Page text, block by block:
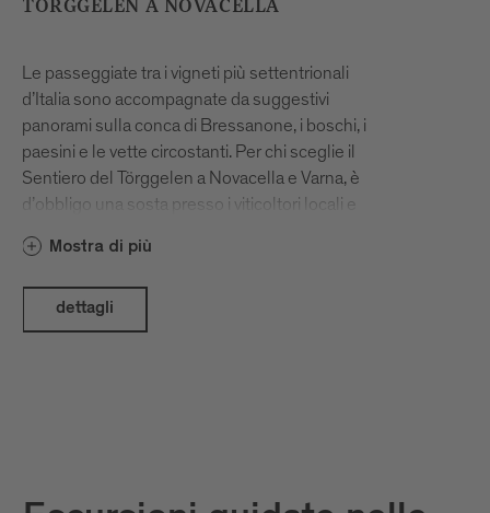
TÖRGGELEN A NOVACELLA
Le passeggiate tra i vigneti più settentrionali
d’Italia sono accompagnate da suggestivi
panorami sulla conca di Bressanone, i boschi, i
paesini e le vette circostanti. Per chi sceglie il
Sentiero del Törggelen a Novacella e Varna, è
d’obbligo una sosta presso i viticoltori locali e
Stube e nelle cantine dei vignaioli il tempo
scorre piacevolmente, tra castagne arrosto,
calici di ottimo vino dell’Alto Adige e
chiacchierate sulla viticoltura regionale. Il
Mostra di più
dettagli